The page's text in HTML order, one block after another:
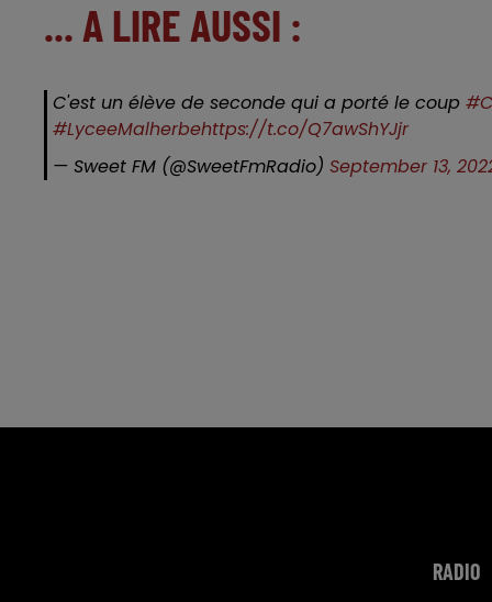
... A LIRE AUSSI :
C'est un élève de seconde qui a porté le coup
#LyceeMalherbehttps://t.co/Q7awShYJjr
— Sweet FM (@SweetFmRadio) September 13,
RADIO